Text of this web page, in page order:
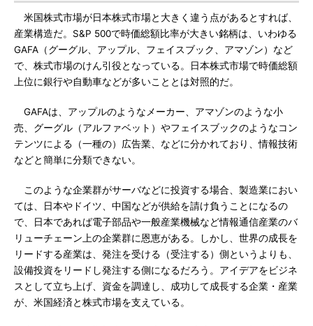
米国株式市場が日本株式市場と大きく違う点があるとすれば、
産業構造だ。S&P 500で時価総額比率が大きい銘柄は、いわゆる
GAFA（グーグル、アップル、フェイスブック、アマゾン）など
で、株式市場のけん引役となっている。日本株式市場で時価総額
上位に銀行や自動車などが多いこととは対照的だ。
GAFAは、アップルのようなメーカー、アマゾンのような小
売、グーグル（アルファベット）やフェイスブックのようなコン
テンツによる（一種の）広告業、などに分かれており、情報技術
などと簡単に分類できない。
このような企業群がサーバなどに投資する場合、製造業におい
ては、日本やドイツ、中国などが供給を請け負うことになるの
で、日本であれば電子部品や一般産業機械など情報通信産業のバ
リューチェーン上の企業群に恩恵がある。しかし、世界の成長を
リードする産業は、発注を受ける（受注する）側というよりも、
設備投資をリードし発注する側になるだろう。アイデアをビジネ
スとして立ち上げ、資金を調達し、成功して成長する企業・産業
が、米国経済と株式市場を支えている。